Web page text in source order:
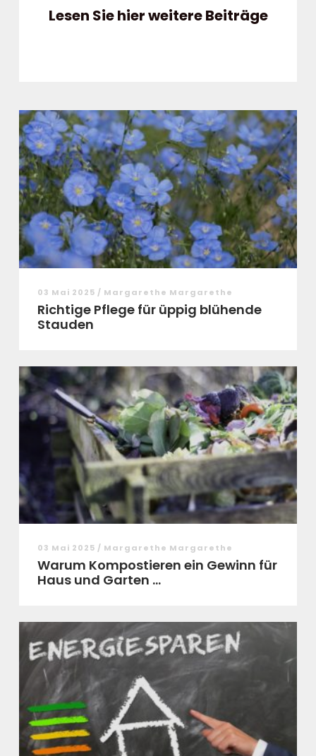
Lesen Sie hier weitere Beiträge
03 Mai 2025 / Margarethe Margarethe
Richtige Pflege für üppig blühende
Stauden
03 Mai 2025 / Margarethe Margarethe
Warum Kompostieren ein Gewinn für
Haus und Garten ...